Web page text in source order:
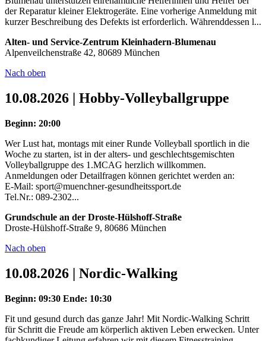
der Reparatur kleiner Elektrogeräte. Eine vorherige Anmeldung mit
kurzer Beschreibung des Defekts ist erforderlich. Währenddessen l...
Alten- und Service-Zentrum Kleinhadern-Blumenau
Alpenveilchenstraße 42, 80689 München
Nach oben
10.08.2026 | Hobby-Volleyballgruppe
Beginn: 20:00
Wer Lust hat, montags mit einer Runde Volleyball sportlich in die
Woche zu starten, ist in der alters- und geschlechtsgemischten
Volleyballgruppe des 1.MCAG herzlich willkommen.
Anmeldungen oder Detailfragen können gerichtet werden an:
E-Mail: sport@muenchner-gesundheitssport.de
Tel.Nr.: 089-2302...
Grundschule an der Droste-Hülshoff-Straße
Droste-Hülshoff-Straße 9, 80686 München
Nach oben
10.08.2026 | Nordic-Walking
Beginn: 09:30 Ende: 10:30
Fit und gesund durch das ganze Jahr! Mit Nordic-Walking Schritt
für Schritt die Freude am körperlich aktiven Leben erwecken. Unter